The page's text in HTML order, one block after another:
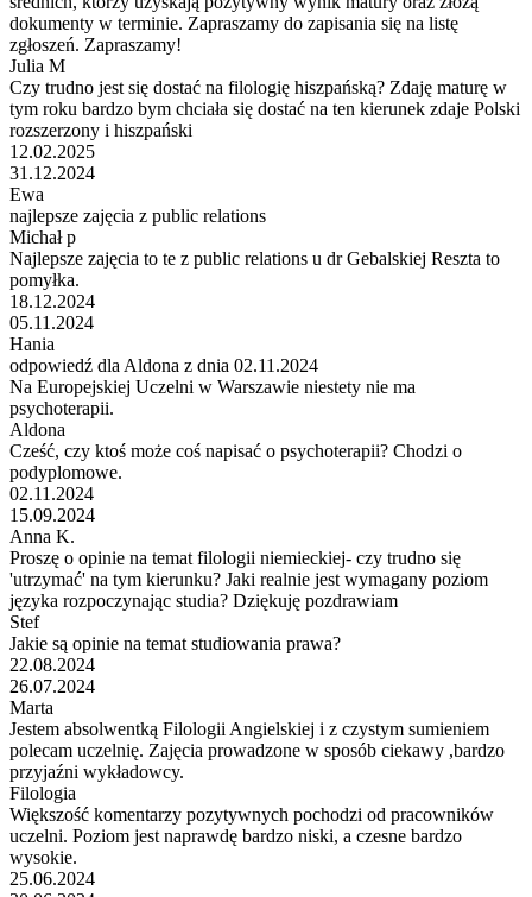
dokumenty w terminie. Zapraszamy do zapisania się na listę
zgłoszeń. Zapraszamy!
Julia M
Czy trudno jest się dostać na filologię hiszpańską? Zdaję maturę w
tym roku bardzo bym chciała się dostać na ten kierunek zdaje Polski
rozszerzony i hiszpański
12.02.2025
31.12.2024
Ewa
najlepsze zajęcia z public relations
Michał p
Najlepsze zajęcia to te z public relations u dr Gebalskiej Reszta to
pomyłka.
18.12.2024
05.11.2024
Hania
odpowiedź dla Aldona z dnia 02.11.2024
Na Europejskiej Uczelni w Warszawie niestety nie ma
psychoterapii.
Aldona
Cześć, czy ktoś może coś napisać o psychoterapii? Chodzi o
podyplomowe.
02.11.2024
15.09.2024
Anna K.
Proszę o opinie na temat filologii niemieckiej- czy trudno się
'utrzymać' na tym kierunku? Jaki realnie jest wymagany poziom
języka rozpoczynając studia? Dziękuję pozdrawiam
Stef
Jakie są opinie na temat studiowania prawa?
22.08.2024
26.07.2024
Marta
Jestem absolwentką Filologii Angielskiej i z czystym sumieniem
polecam uczelnię. Zajęcia prowadzone w sposób ciekawy ,bardzo
przyjaźni wykładowcy.
Filologia
Większość komentarzy pozytywnych pochodzi od pracowników
uczelni. Poziom jest naprawdę bardzo niski, a czesne bardzo
wysokie.
25.06.2024